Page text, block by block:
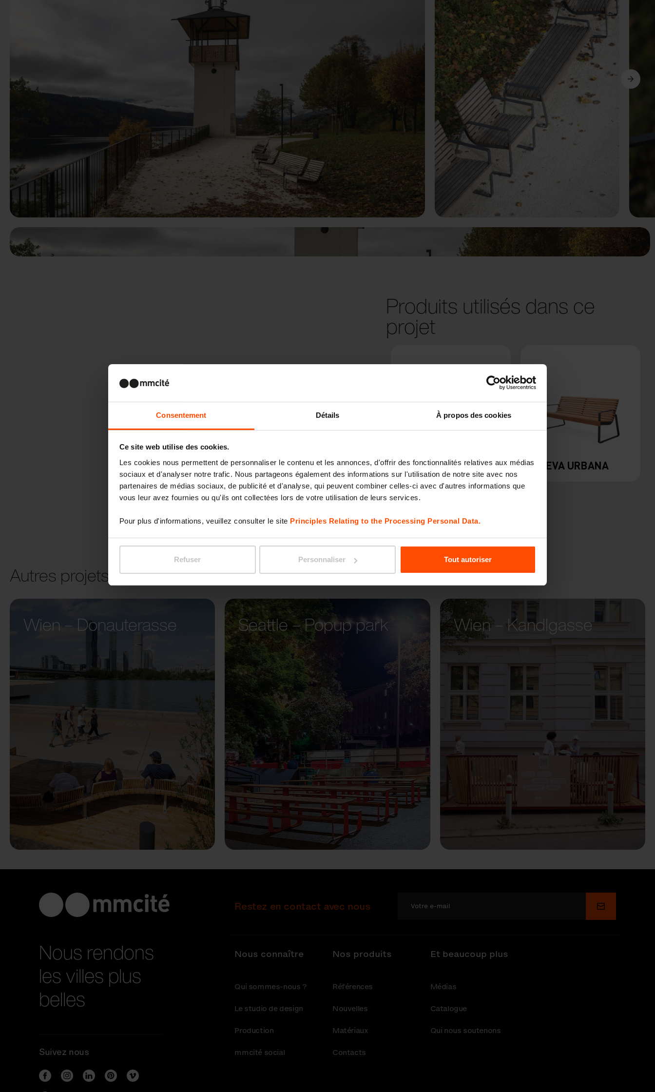
Consentement Détails À propos des cookies
Ce site web utilise des cookies.
Les cookies nous permettent de personnaliser le contenu et les annonces, d'offrir des fonctionnalités relatives aux médias
sociaux et d'analyser notre trafic. Nous partageons également des informations sur l'utilisation de notre site avec nos
partenaires de médias sociaux, de publicité et d'analyse, qui peuvent combiner celles-ci avec d'autres informations que
vous leur avez fournies ou qu'ils ont collectées lors de votre utilisation de leurs services.
Pour plus d'informations, veuillez consulter le site Principles Relating to the Processing Personal Data.
Refuser Personnaliser Tout autoriser
Précédent Suivant
Produits utilisés dans ce
projet
PRAX PREVA URBANA
Autres projets
Wien – Donauterasse
Seattle – Popup park Wien – Kandlgasse
Nous rendons
les villes plus
belles
Suivez nous
Restez en contact avec nous Soumettre
Nous connaître
Qui sommes-nous ?
Le studio de design
Production
mmcité social
Nos produits
Références
Nouvelles
Matériaux
Contacts
Et beaucoup plus
Médias
Catalogue
Qui nous soutenons